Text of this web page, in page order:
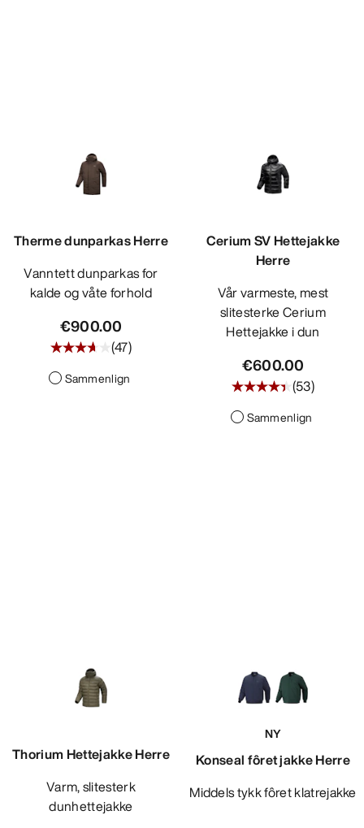
Therme dunparkas Herre
Vanntett dunparkas for
kalde og våte forhold
€900.00
(47)
Sammenlign
Cerium SV Hettejakke
Herre
Vår varmeste, mest
slitesterke Cerium
Hettejakke i dun
€600.00
(53)
Sammenlign
Thorium Hettejakke Herre
Varm, slitesterk
dunhettejakke
NY
Konseal fôret jakke Herre
Middels tykk fôret klatrejakke